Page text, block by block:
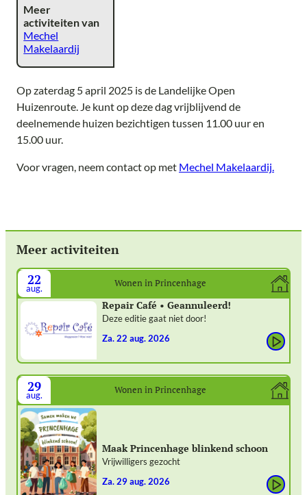
Meer
activiteiten van
Mechel
Makelaardij
Op zaterdag 5 april 2025 is de Landelijke Open
Huizenroute. Je kunt op deze dag vrijblijvend de
deelnemende huizen bezichtigen tussen 11.00 uur en
15.00 uur.
Voor vragen, neem contact op met Mechel Makelaardij.
Meer activiteiten
22
aug. Wonen in Princenhage
Repair Café • Geannuleerd!
Deze editie gaat niet door!
za. 22 aug. 2026
29
aug. Wonen in Princenhage
Maak Princenhage blinkend schoon
Vrijwilligers gezocht
za. 29 aug. 2026